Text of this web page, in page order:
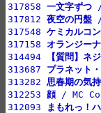
317858 一文字ずつ
317812 夜空の円盤
317548 ケミカルコ
317158 オランジー
314494
【質問】ネ
313687 プラネット
313282 思春期の気
312253 顔 / MC
312093
まもれっ！